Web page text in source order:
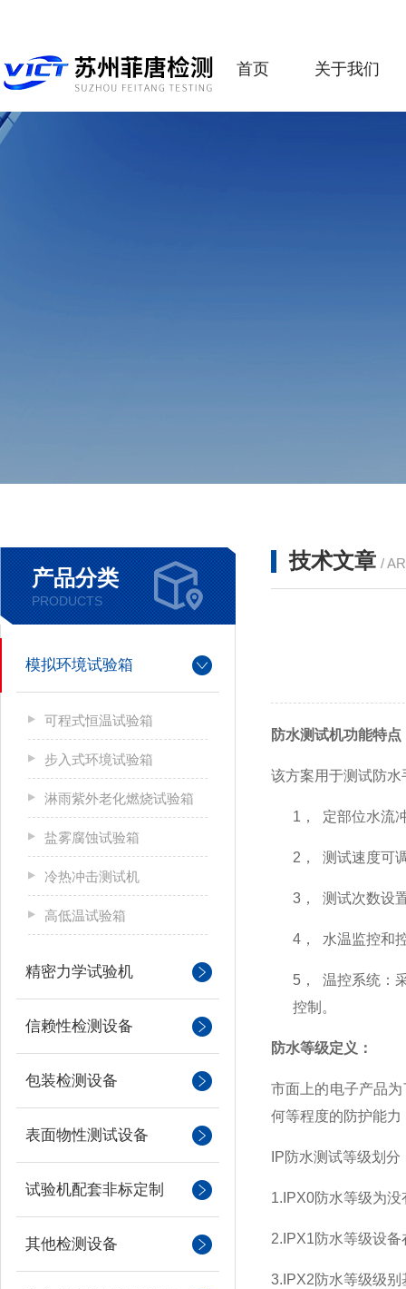
首页 关于我们
产品分类
PRODUCTS
模拟环境试验箱
可程式恒温试验箱
步入式环境试验箱
淋雨紫外老化燃烧试验箱
盐雾腐蚀试验箱
冷热冲击测试机
高低温试验箱
精密力学试验机
信赖性检测设备
包装检测设备
表面物性测试设备
试验机配套非标定制
其他检测设备
技术文章 /
防水测试机功能特点
该方案用于测试防
1， 定部位水流
2， 测试速度可
3， 测试次数设
4， 水温监控和
5，
温控系统：
控制。
防水等级定义：
市面上的电子产品
何等程度的防护能力
IP防水测试等级划分
1.IPX0防水等级为
2.IPX1防水等级设
3.IPX2防水等级级别